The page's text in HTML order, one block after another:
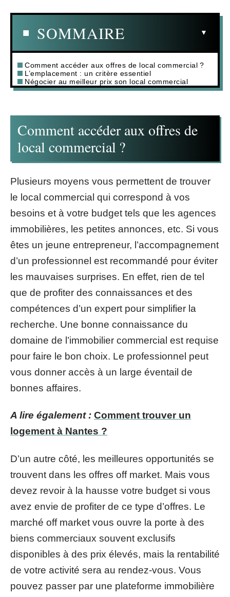
SOMMAIRE
Comment accéder aux offres de local commercial ?
L’emplacement : un critère essentiel
Négocier au meilleur prix son local commercial
Comment accéder aux offres de
local commercial ?
Plusieurs moyens vous permettent de trouver
le local commercial qui correspond à vos
besoins et à votre budget tels que les agences
immobilières, les petites annonces, etc. Si vous
êtes un jeune entrepreneur, l’accompagnement
d’un professionnel est recommandé pour éviter
les mauvaises surprises. En effet, rien de tel
que de profiter des connaissances et des
compétences d’un expert pour simplifier la
recherche. Une bonne connaissance du
domaine de l’immobilier commercial est requise
pour faire le bon choix. Le professionnel peut
vous donner accès à un large éventail de
bonnes affaires.
A lire également : Comment trouver un
logement à Nantes ?
D’un autre côté, les meilleures opportunités se
trouvent dans les offres off market. Mais vous
devez revoir à la hausse votre budget si vous
avez envie de profiter de ce type d’offres. Le
marché off market vous ouvre la porte à des
biens commerciaux souvent exclusifs
disponibles à des prix élevés, mais la rentabilité
de votre activité sera au rendez-vous. Vous
pouvez passer par une plateforme immobilière